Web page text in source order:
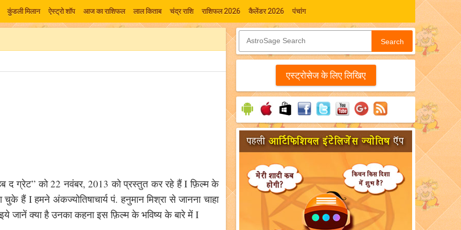
कुंडली मिलान ऐस्ट्रो शॉप आज का राशिफल लाल किताब चंद्र राशि राशिफल 2026 कैलेंडर 2026 पंचांग
द ग्रेट” को 22 नवंबर, 2013 को प्रस्तुत कर रहे हैं I फ़िल्म के
हैं I हमने अंकज्योतिषाचार्य पं. हनुमान मिश्रा से जानना चाहा
क्या है उनका कहना इस फ़िल्म के भविष्य के बारे में I
Search
एस्‍ट्रोसेज के लिए लिखिए